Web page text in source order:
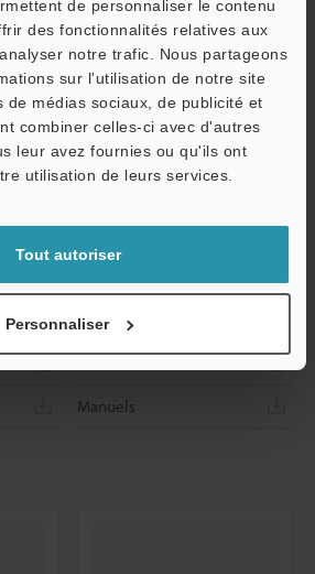
de personnaliser le contenu
des fonctionnalités relatives aux
notre trafic. Nous partageons
sur l'utilisation de notre site
de médias sociaux, de publicité et
combiner celles-ci avec d'autres
leur avez fournies ou qu'ils ont
utilisation de leurs services.
Tout autoriser
PersonnaliserFiche technique
Manuels